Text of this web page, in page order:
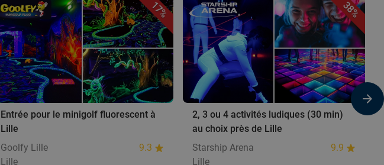
17%
Entrée pour le minigolf fluorescent à
Lille
Goolfy Lille
9.3
Lille
38%
2, 3 ou 4 activités ludiques (30 min)
au choix près de Lille
Starship Arena
9.9
Lille